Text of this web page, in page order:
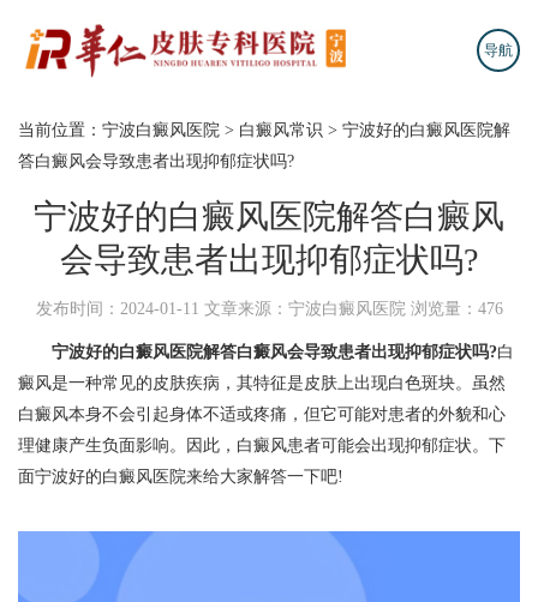
导航
当前位置： 宁波白癜风医院 > 白癜风常识 > 宁波好的白癜风医院解
答白癜风会导致患者出现抑郁症状吗?
宁波好的白癜风医院解答白癜风
会导致患者出现抑郁症状吗?
发布时间：2024-01-11 文章来源：宁波白癜风医院 浏览量：476
宁波好的白癜风医院解答白癜风会导致患者出现抑郁症状吗?白
癜风是一种常见的皮肤疾病，其特征是皮肤上出现白色斑块。虽然
白癜风本身不会引起身体不适或疼痛，但它可能对患者的外貌和心
理健康产生负面影响。因此，白癜风患者可能会出现抑郁症状。下
面宁波好的白癜风医院来给大家解答一下吧!